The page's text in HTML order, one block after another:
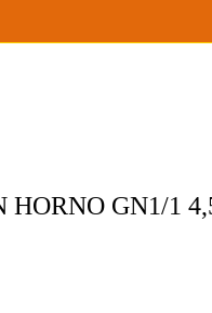
HORNO GN1/1